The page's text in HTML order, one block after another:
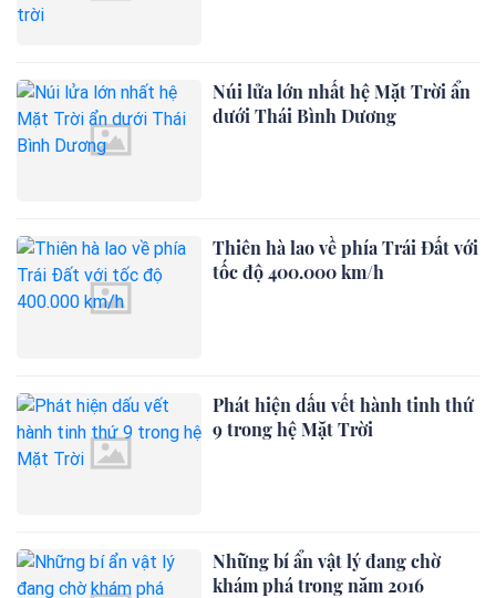
Núi lửa lớn nhất hệ Mặt Trời ẩn
dưới Thái Bình Dương
Thiên hà lao về phía Trái Đất với
tốc độ 400.000 km/h
Phát hiện dấu vết hành tinh thứ
9 trong hệ Mặt Trời
Những bí ẩn vật lý đang chờ
khám phá trong năm 2016